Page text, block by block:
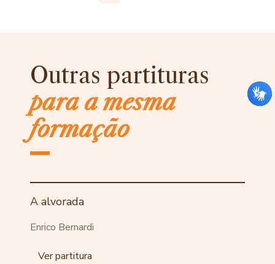
Outras partituras
para a mesma
formação
A alvorada
Enrico Bernardi
Ver partitura